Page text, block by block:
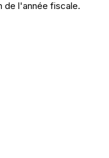
de l'année fiscale.